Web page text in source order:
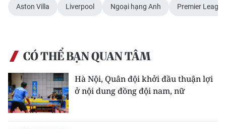
Aston Villa Liverpool Ngoại hạng Anh Premier League
CÓ THỂ BẠN QUAN TÂM
Hà Nội, Quân đội khởi đầu thuận lợi
ở nội dung đồng đội nam, nữ